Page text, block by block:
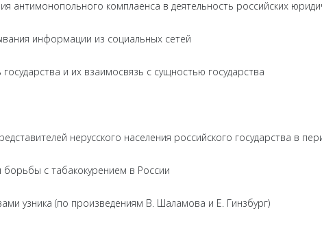
антимонопольного комплаенса в деятельность российских
информации из социальных сетей
и их взаимосвязь с сущностью государства
нерусского населения российского государства в
с табакокурением в России
узника (по произведениям В. Шаламова и Е. Гинзбург)